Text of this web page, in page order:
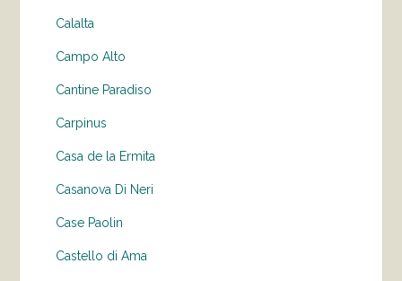
Calalta
Campo Alto
Cantine Paradiso
Carpinus
Casa de la Ermita
Casanova Di Neri
Case Paolin
Castello di Ama